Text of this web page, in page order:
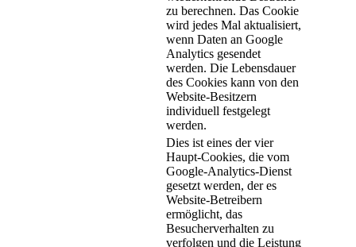
zu berechnen. Das Cookie
wird jedes Mal aktualisiert,
wenn Daten an Google
Analytics gesendet
werden. Die Lebensdauer
des Cookies kann von den
Website-Besitzern
individuell festgelegt
werden.
Dies ist eines der vier
Haupt-Cookies, die vom
Google-Analytics-Dienst
gesetzt werden, der es
Website-Betreibern
ermöglicht, das
Besucherverhalten zu
verfolgen und die Leistung